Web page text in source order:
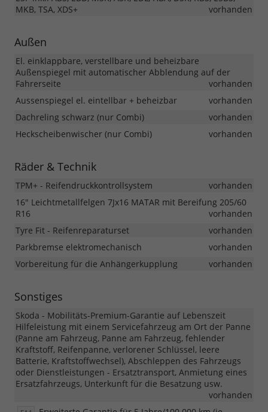
MKB, TSA, XDS+
vorhanden
Außen
El. einklappbare, verstellbare und beheizbare
Außenspiegel mit automatischer Abblendung auf der
Fahrerseite
vorhanden
Aussenspiegel el. eintellbar + beheizbar
vorhanden
Dachreling schwarz (nur Combi)
vorhanden
Heckscheibenwischer (nur Combi)
vorhanden
Räder & Technik
TPM+ - Reifendruckkontrollsystem
vorhanden
16" Leichtmetallfelgen 7Jx16 MATAR mit Bereifung 205/60
R16
vorhanden
Tyre Fit - Reifenreparaturset
vorhanden
Parkbremse elektromechanisch
vorhanden
Vorbereitung für die Anhängerkupplung
vorhanden
Sonstiges
Skoda - Mobilitäts-Premium-Garantie auf Lebenszeit
Hilfeleistung mit einem Servicefahrzeug am Ort der Panne
(Panne am Fahrzeug, Panne am Fahrzeug, fehlender
Kraftstoff, Reifenpanne, verlorener Schlüssel, leere
Batterie, Kraftstoffwechsel), Abschleppen des Fahrzeugs
oder Dienstleistungen - Ersatztransport, Anmietung eines
Ersatzfahrzeugs, Unterkunft für die Besatzung usw.
vorhanden